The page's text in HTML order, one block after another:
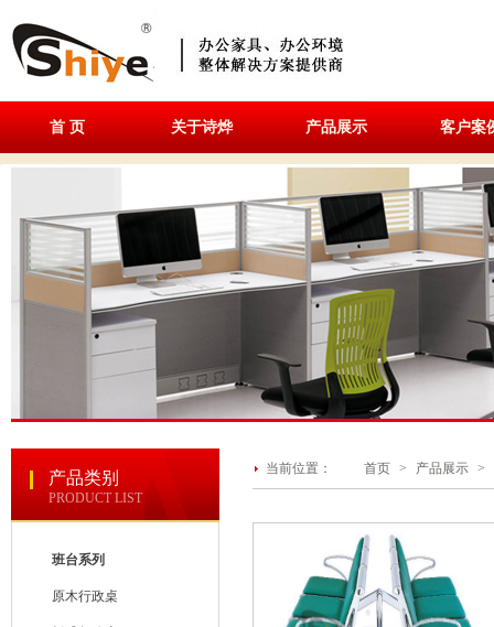
首 页 关于诗烨 产品展示 客户案
产品类别
PRODUCT LIST
班台系列
原木行政桌
当前位置： 首页 > 产品展示 >